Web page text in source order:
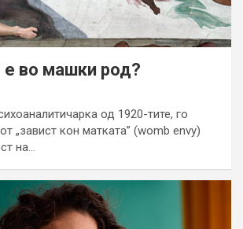
во машки род?
од 1920-тите, го
„завист кон матката” (womb envy)
на…